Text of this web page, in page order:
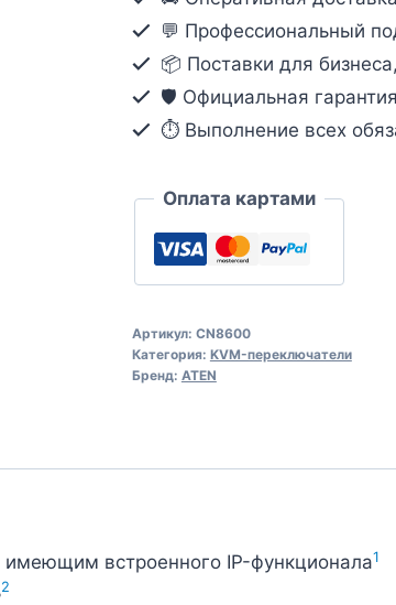
KVM-
переключатель
с
доступом
по
и
1-
локального/
совместного
пользовательского
💬 Профессиональный
📦 Поставки для
🛡️ Официальная
⏱ Выполнение всех
Оплата картами
Артикул: CN8600
Категория: KVM-переключатели
Бренд: ATEN
имеющим встроенного IP-функционала1
2